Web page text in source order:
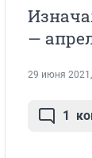
—
29 июня
1